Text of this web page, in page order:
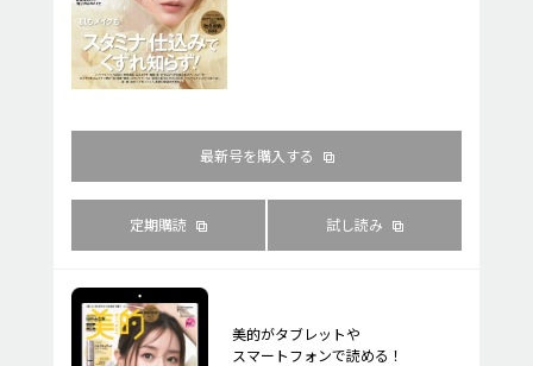
最新号を購入する
定期購読 試し読み
美的がタブレットや
スマートフォンで読める！